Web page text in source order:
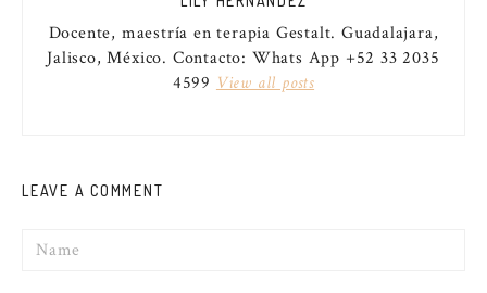
Docente, maestría en terapia Gestalt. Guadalajara,
Jalisco, México. Contacto: Whats App +52 33 2035
4599 View all posts
LEAVE A COMMENT
Name